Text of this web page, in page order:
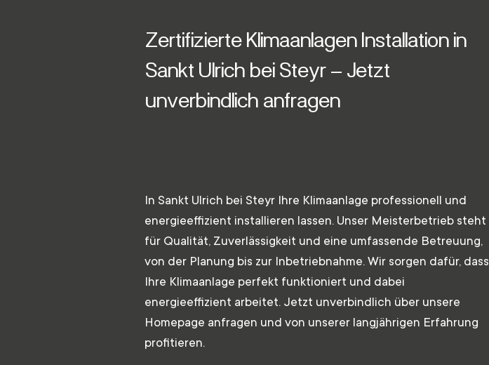
Zertifizierte Klimaanlagen Installation in
Sankt Ulrich bei Steyr – Jetzt
unverbindlich anfragen
In Sankt Ulrich bei Steyr Ihre Klimaanlage professionell und
energieeffizient installieren lassen. Unser Meisterbetrieb steht
für Qualität, Zuverlässigkeit und eine umfassende Betreuung,
von der Planung bis zur Inbetriebnahme. Wir sorgen dafür, dass
Ihre Klimaanlage perfekt funktioniert und dabei
energieeffizient arbeitet. Jetzt unverbindlich über unsere
Homepage anfragen und von unserer langjährigen Erfahrung
profitieren.